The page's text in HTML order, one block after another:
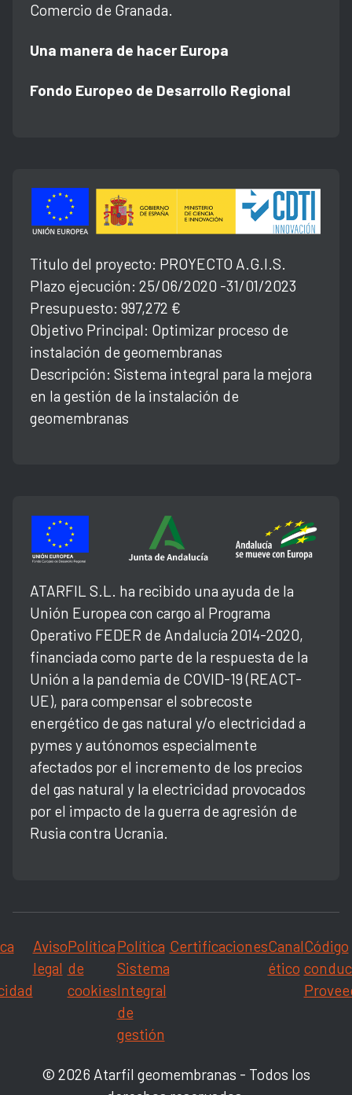
Comercio de Granada.
Una manera de hacer Europa
Fondo Europeo de Desarrollo Regional
Titulo del proyecto: PROYECTO A.G.l.S.
Plazo ejecución: 25/06/2020 -31/01/2023
Presupuesto: 997,272 €
Objetivo Principal: Optimizar proceso de
instalación de geomembranas
Descripción: Sistema integral para la mejora
en la gestión de la instalación de
geomembranas
ATARFIL S.L. ha recibido una ayuda de la
Unión Europea con cargo al Programa
Operativo FEDER de Andalucía 2014-2020,
financiada como parte de la respuesta de la
Unión a la pandemia de COVID-19 (REACT-
UE), para compensar el sobrecoste
energético de gas natural y/o electricidad a
pymes y autónomos especialmente
afectados por el incremento de los precios
del gas natural y la electricidad provocados
por el impacto de la guerra de agresión de
Rusia contra Ucrania.
© 2026 Atarfil geomembranas - Todos los
Aviso
legal
Política
de
cookies
Política
Sistema
Integral
de
gestión
CertificacionesCanal
ético
Código